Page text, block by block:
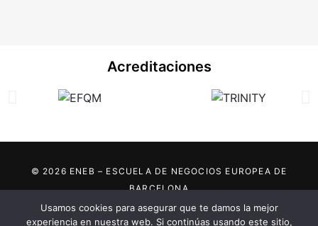
Acreditaciones
© 2026 ENEB – ESCUELA DE NEGOCIOS EUROPEA DE
BARCELONA
Marca registrada por:
Usamos cookies para asegurar que te damos la mejor
experiencia en nuestra web. Si continúas usando este sitio,